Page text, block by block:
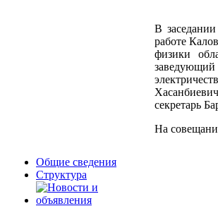
Общие сведения
Структура
В
работе
физики
секретарь
На